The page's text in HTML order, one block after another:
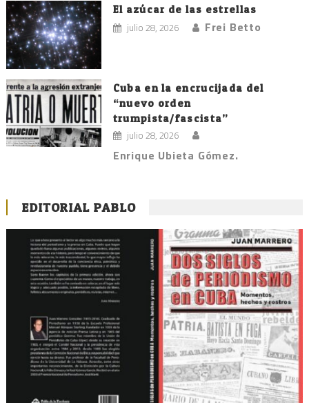
El azúcar de las estrellas
julio 28, 2026 Frei Betto
Cuba en la encrucijada del
“nuevo orden
trumpista/fascista”
julio 28, 2026
Enrique Ubieta Gómez.
EDITORIAL PABLO